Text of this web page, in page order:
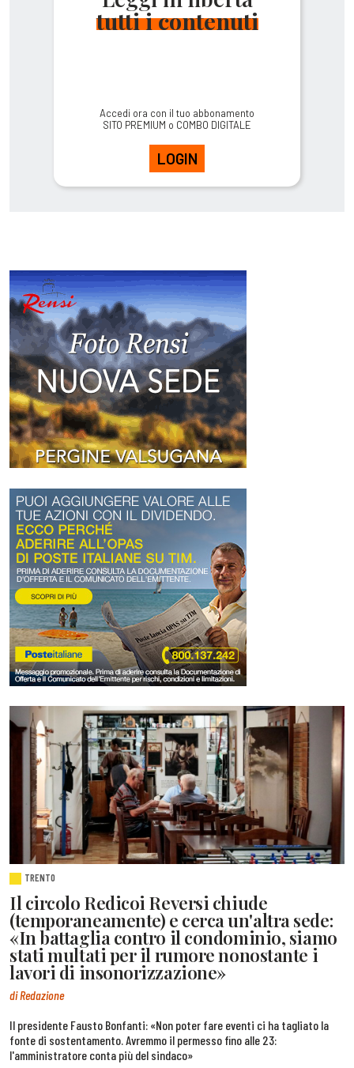
tutti i contenuti
Accedi ora con il tuo abbonamento
SITO PREMIUM o COMBO DIGITALE
LOGIN
TRENTO
Il circolo Redicoi Reversi chiude
(temporaneamente) e cerca un'altra sede:
«In battaglia contro il condominio, siamo
stati multati per il rumore nonostante i
lavori di insonorizzazione»
di Redazione
Il presidente Fausto Bonfanti: «Non poter fare eventi ci ha tagliato la
fonte di sostentamento. Avremmo il permesso fino alle 23:
l'amministratore conta più del sindaco»